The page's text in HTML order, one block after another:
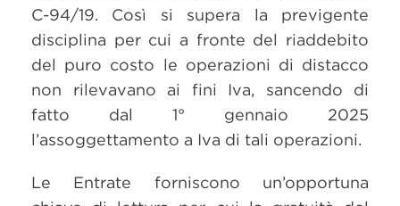
C-94/19. Così si supera la previgente
disciplina per cui a fronte del riaddebito
del puro costo le operazioni di distacco
non rilevavano ai fini Iva, sancendo di
fatto dal 1° gennaio 2025
l’assoggettamento a Iva di tali operazioni.
Le Entrate forniscono un’opportuna